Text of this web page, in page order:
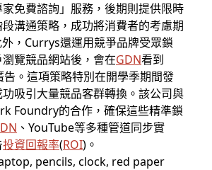
免費諮詢」服務，後期則提供限時
溝通策略，成功將消費者的考慮期
，Currys還運用競爭品牌受眾鎖
覽競品網站後，會在GDN看到
。這項策略特別在開學季期間發
吸引大量競品客群轉換。該公司與
Foundry的合作，確保這些精準鎖
、YouTube等多種管道同步實
投資回報率(ROI)。